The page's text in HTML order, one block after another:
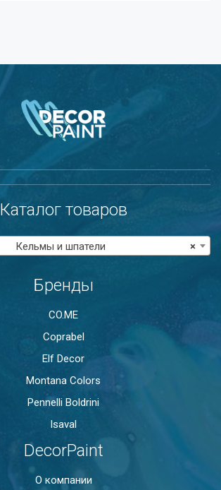
Каталог товаров
×
Кельмы и шпатели
Бренды
CO.ME
Coprabel
Elf Decor
Montana Colors
Pennelli Boldrini
Isaval
DecorPaint
О компании